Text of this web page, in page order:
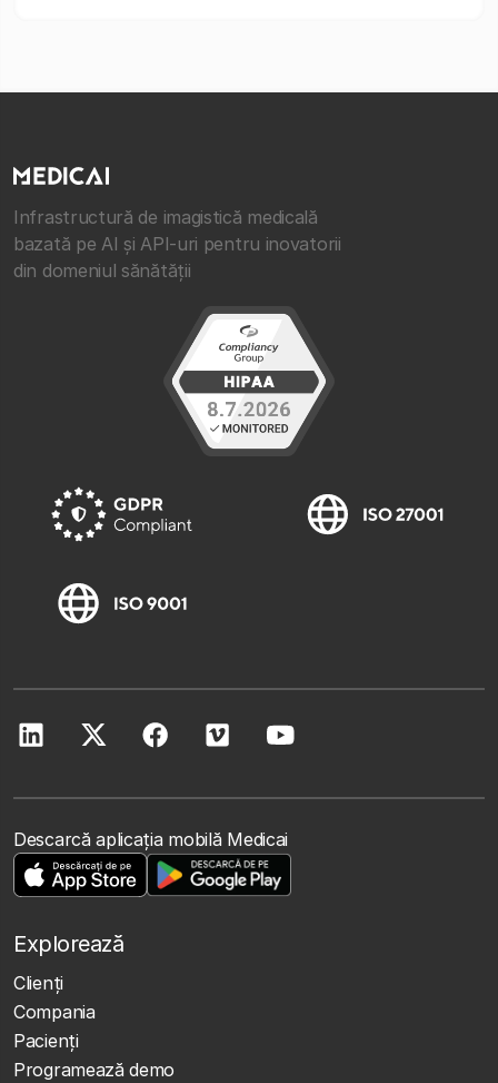
Infrastructură de imagistică medicală
bazată pe AI și API-uri pentru inovatorii
din domeniul sănătății
Descarcă aplicația mobilă Medicai
Explorează
Clienţi
Compania
Pacienți
Programează demo